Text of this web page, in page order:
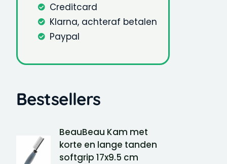
Creditcard
Klarna, achteraf betalen
Paypal
Bestsellers
BeauBeau Kam met
korte en lange tanden
softgrip 17x9.5 cm